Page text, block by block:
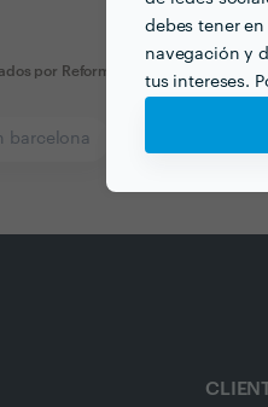
debes tener
navegación y
tus intereses.
por Reformas y pinturas
barcelona Arquitectura